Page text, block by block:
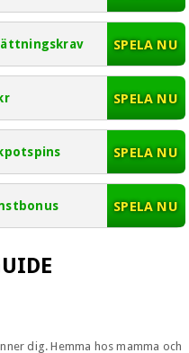
SPELA NU
SPELA NU
SPELA NU
SPELA NU
dig. Hemma hos mamma och